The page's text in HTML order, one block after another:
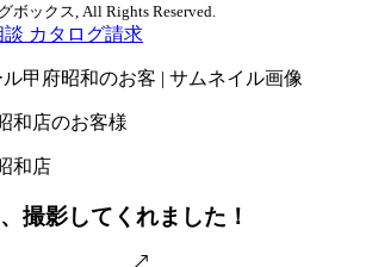
ックス, All Rights Reserved.
談 カタログ請求
和店のお客様
和店
撮影してくれました！